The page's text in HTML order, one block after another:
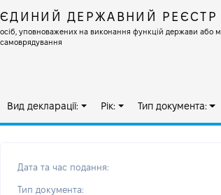
ЄДИНИЙ ДЕРЖАВНИЙ РЕЄСТР
осіб, уповноважених на виконання функцій держави або
самоврядування
Вид декларації: Рік: Тип документа:
Дата та час подання:
Тип документа: